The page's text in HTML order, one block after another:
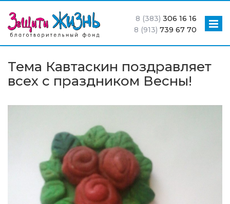
8 (383) 306 16 16
8 (913) 739 67 70
Тема Кавтаскин поздравляет
всех c праздником Весны!